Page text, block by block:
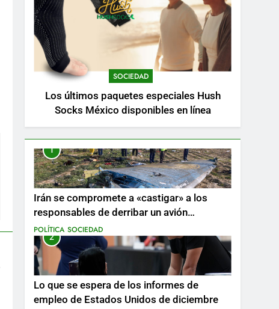
SOCIEDAD
Los últimos paquetes especiales Hush
Socks México disponibles en línea
1
Irán se compromete a «castigar» a los
responsables de derribar un avión
ucraniano mientras se realizan arrestos
POLÍTICA SOCIEDAD
2
Lo que se espera de los informes de
empleo de Estados Unidos de diciembre